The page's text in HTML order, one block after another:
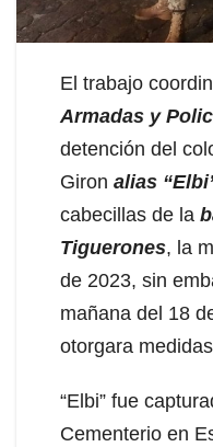
El trabajo
Armadas y
detención del
Giron alias
cabecillas de la
Tiguerones, la
de 2023, sin
mañana del 18
otorgara
“Elbi” fue
Cementerio en